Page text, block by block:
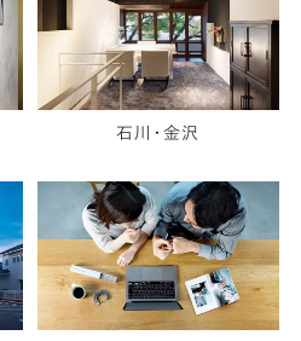
石川・金沢